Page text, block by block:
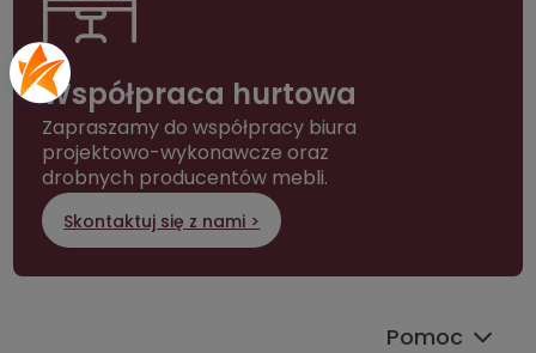
Współpraca hurtowa
Zapraszamy do współpracy biura
projektowo-wykonawcze oraz
drobnych producentów mebli.
Skontaktuj się z nami >
Pomoc